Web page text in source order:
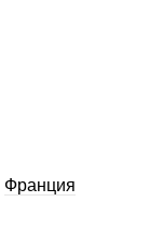
Франция